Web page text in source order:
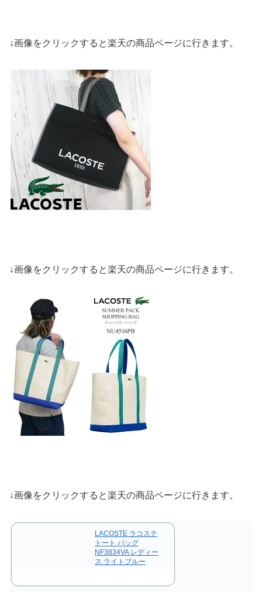
↓画像をクリックすると楽天の商品ページに行きます。
↓画像をクリックすると楽天の商品ページに行きます。
↓画像をクリックすると楽天の商品ページに行きます。
LACOSTE ラコステ
トート バッグ
NF3834VA レディー
ス ライトブルー